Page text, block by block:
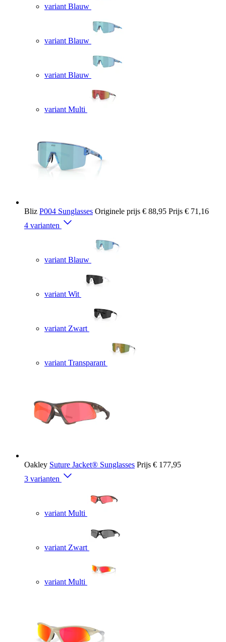
variant Blauw
variant Blauw
variant Blauw
variant Multi
Bliz P004 Sunglasses Originele prijs € 88,95 Prijs € 71,16
4 varianten
variant Blauw
variant Wit
variant Zwart
variant Transparant
Oakley Suture Jacket® Sunglasses Prijs € 177,95
3 varianten
variant Multi
variant Zwart
variant Multi